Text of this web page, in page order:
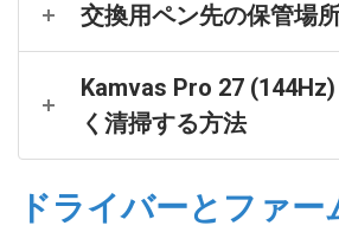
交換用ペン先の保管場
Kamvas Pro 27
く清掃する方法
ドライバーとファー